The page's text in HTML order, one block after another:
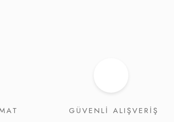
GÜVENLİ ALIŞVERİŞ